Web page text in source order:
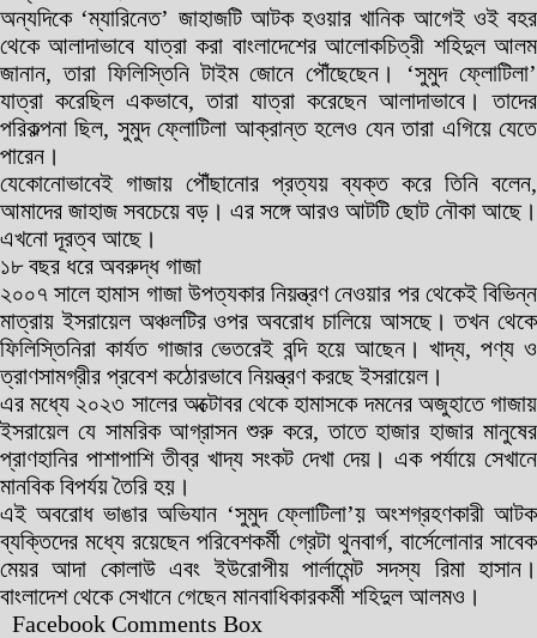
অন্যদিকে ‘ম্যারিনেত’ জাহাজটি আটক হওয়ার খানিক আগেই ওই বহর
থেকে আলাদাভাবে যাত্রা করা বাংলাদেশের আলোকচিত্রী শহিদুল আলম
জানান, তারা ফিলিস্তিনি টাইম জোনে পৌঁছেছেন। ‘সুমুদ ফ্লোটিলা’
যাত্রা করেছিল একভাবে, তারা যাত্রা করেছেন আলাদাভাবে। তাদের
পরিকল্পনা ছিল, সুমুদ ফ্লোটিলা আক্রান্ত হলেও যেন তারা এগিয়ে যেতে
পারেন।
যেকোনোভাবেই গাজায় পৌঁছানোর প্রত্যয় ব্যক্ত করে তিনি বলেন,
আমাদের জাহাজ সবচেয়ে বড়। এর সঙ্গে আরও আটটি ছোট নৌকা আছে।
এখনো দূরত্ব আছে।
১৮ বছর ধরে অবরুদ্ধ গাজা
২০০৭ সালে হামাস গাজা উপত্যকার নিয়ন্ত্রণ নেওয়ার পর থেকেই বিভিন্ন
মাত্রায় ইসরায়েল অঞ্চলটির ওপর অবরোধ চালিয়ে আসছে। তখন থেকে
ফিলিস্তিনিরা কার্যত গাজার ভেতরেই বন্দি হয়ে আছেন। খাদ্য, পণ্য ও
ত্রাণসামগ্রীর প্রবেশ কঠোরভাবে নিয়ন্ত্রণ করছে ইসরায়েল।
এর মধ্যে ২০২৩ সালের অক্টোবর থেকে হামাসকে দমনের অজুহাতে গাজায়
ইসরায়েল যে সামরিক আগ্রাসন শুরু করে, তাতে হাজার হাজার মানুষের
প্রাণহানির পাশাপাশি তীব্র খাদ্য সংকট দেখা দেয়। এক পর্যায়ে সেখানে
মানবিক বিপর্যয় তৈরি হয়।
এই অবরোধ ভাঙার অভিযান ‘সুমুদ ফ্লোটিলা’য় অংশগ্রহণকারী আটক
ব্যক্তিদের মধ্যে রয়েছেন পরিবেশকর্মী গ্রেটা থুনবার্গ, বার্সেলোনার সাবেক
মেয়র আদা কোলাউ এবং ইউরোপীয় পার্লামেন্ট সদস্য রিমা হাসান।
বাংলাদেশ থেকে সেখানে গেছেন মানবাধিকারকর্মী শহিদুল আলমও।
Facebook Comments Box